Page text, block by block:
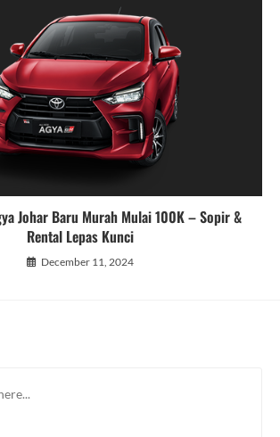
Johar Baru Murah Mulai 100K – Sopir &
Rental Lepas Kunci
December 11, 2024